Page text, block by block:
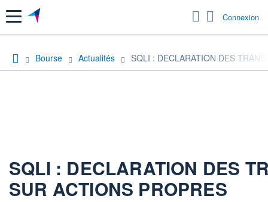
Menu Connexion
Bourse Actualités SQLI : DECLARATION DES
SQLI : DECLARATION DES
SUR ACTIONS PROPRES